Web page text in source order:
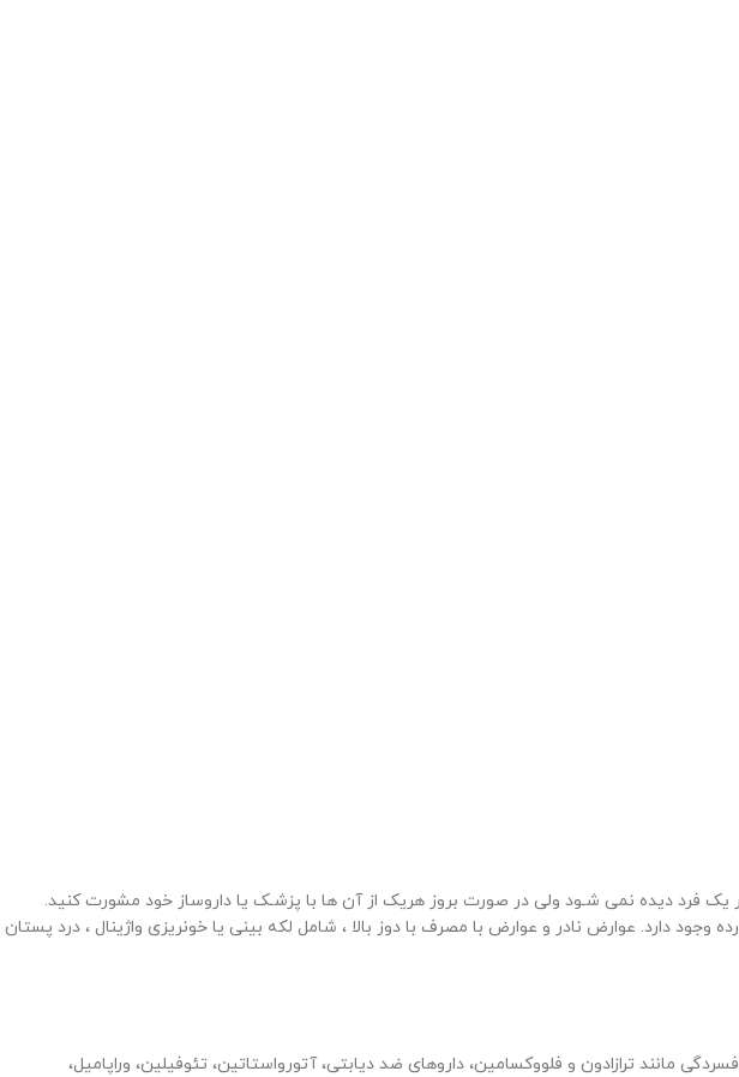
فرد دیده نمى شـود ولى در صورت بروز هریک از آن ها با پزشـک یا داروساز خود مشورت کنید.
دارد. عوارض نادر و عوارض با مصرف با دوز بالا ، شامل لکه بینی یا خونریزی واژینال ، درد پستان
مانند ترازادون و فلووکسامین، داروهای ضد دیابتی، آتورواستاتین، تئوفیلین، وراپامیل،